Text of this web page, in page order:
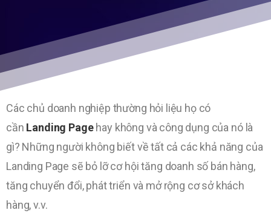
Các chủ doanh nghiệp thường hỏi liệu họ có
cần Landing Pagehay không và công dụng của nó là
gì? Những người không biết về tất cả các khả năng của
Landing Page sẽ bỏ lỡ cơ hội tăng doanh số bán hàng,
tăng chuyển đổi, phát triển và mở rộng cơ sở khách
hàng, v.v.